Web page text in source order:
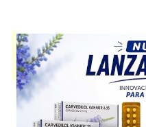
METOTREXATO KEMEX
Citostático
. Es producido por
disponibles.
Explorar más
Otros productos con